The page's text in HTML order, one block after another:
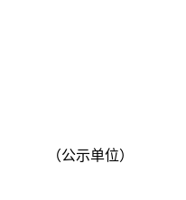
（公示单位）